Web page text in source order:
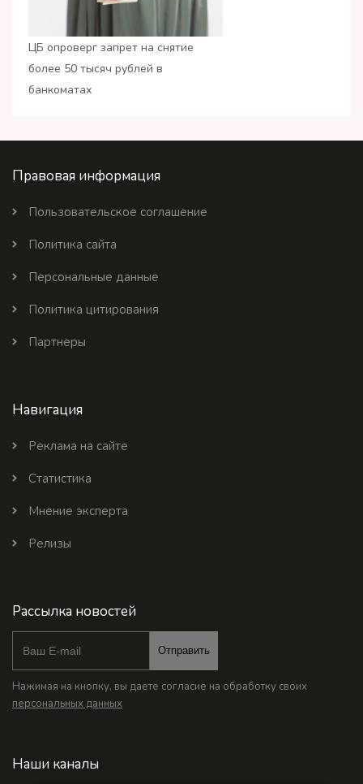
ЦБ опроверг запрет на снятие
более 50 тысяч рублей в
банкоматах
Правовая информация
Пользовательское соглашение
Политика сайта
Персональные данные
Политика цитирования
Партнеры
Навигация
Реклама на сайте
Статистика
Мнение эксперта
Релизы
Рассылка новостей
Отправить
Нажимая на кнопку, вы даете согласие на обработку своих
персональных данных
Наши каналы